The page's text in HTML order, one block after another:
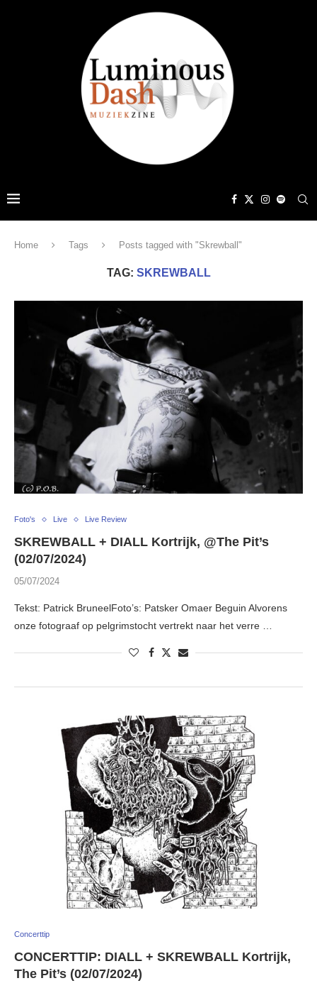
Home Tags Posts tagged with "Skrewball"
TAG: SKREWBALL
Foto's Live Live Review
SKREWBALL + DIALL Kortrijk, @The Pit’s
(02/07/2024)
05/07/2024
Tekst: Patrick BruneelFoto’s: Patsker Omaer Beguin Alvorens
onze fotograaf op pelgrimstocht vertrekt naar het verre …
Concerttip
CONCERTTIP: DIALL + SKREWBALL Kortrijk,
The Pit’s (02/07/2024)